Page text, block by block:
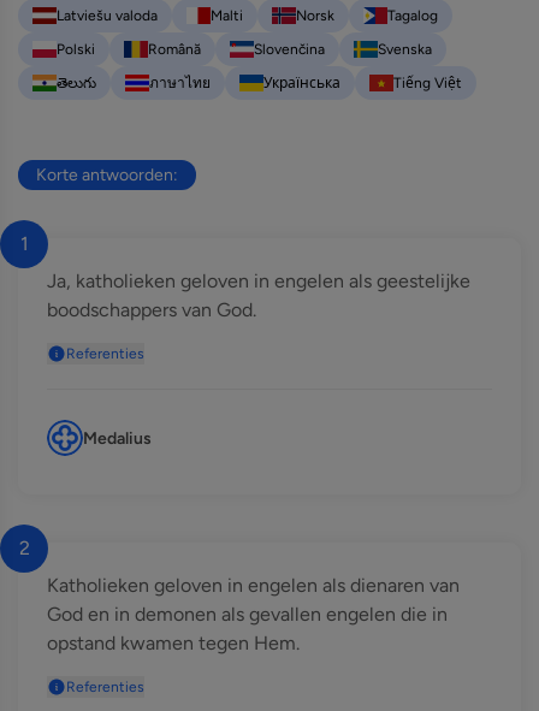
Latviešu valoda
Malti Norsk
Tagalog
Polski
Română Slovenčina
Svenska
తెలుగు
ภาษาไทย Українська Tiếng Việt
Korte antwoorden:
1
Ja, katholieken geloven in engelen als geestelijke
boodschappers van God.
Referenties
Medalius
2
Katholieken geloven in engelen als dienaren van
God en in demonen als gevallen engelen die in
opstand kwamen tegen Hem.
Referenties